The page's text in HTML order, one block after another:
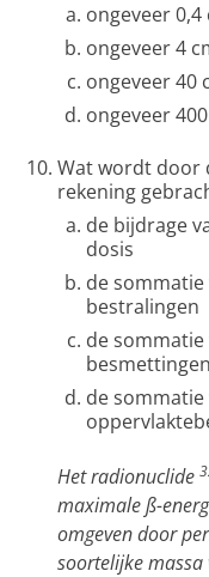
ongeveer 0,4
ongeveer 4
ongeveer 40
ongeveer
Wat wordt door
rekening
de bijdrage
dosis
de
bestralingen
de
besmettingen
de
Het radionuclide
maximale ß-
omgeven door
soortelijke massa